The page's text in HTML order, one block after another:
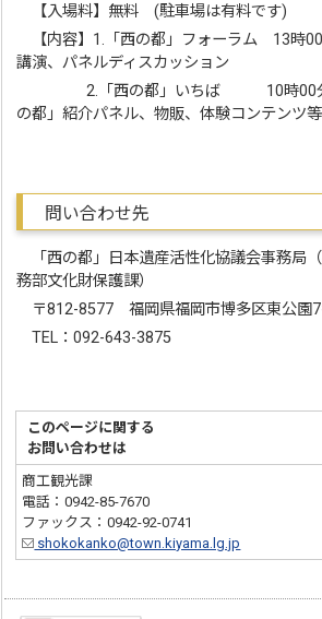
【入場料】無料 (駐車場は有料です)
【内容】1.「西の都」フォーラム 13時
講演、パネルディスカッション
2.「西の都」いちば 10時00分
の都」紹介パネル、物販、体験コンテンツ等
問い合わせ先
「西の都」日本遺産活性化協議会事務局
務部文化財保護課）
〒812-8577 福岡県福岡市博多区東公園
TEL：092-643-3875
このページに関する
お問い合わせは
商工観光課
電話：0942-85-7670
ファックス：0942-92-0741
shokokanko@town.kiyama.lg.jp